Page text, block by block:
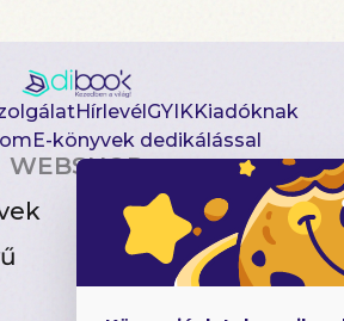
HírlevélGYIKKiadóknak
E-könyvek dedikálással
WEBSHOP
Csomagajánlatok
Akciósak
Előjegyezhetők
Újdonságok
Gyerekkönyvek